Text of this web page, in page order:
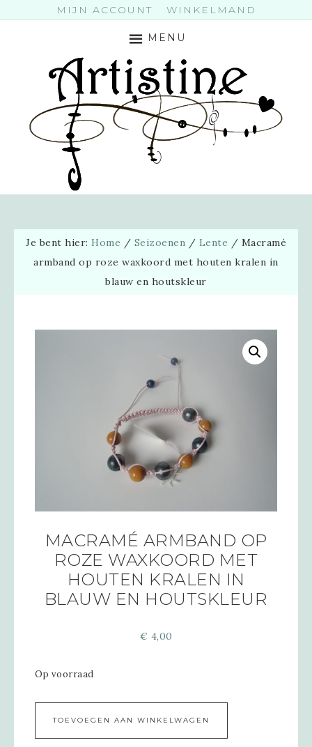
MIJN ACCOUNT WINKELMAND
MENU
Je bent hier: Home / Seizoenen / Lente / Macramé
armband op roze waxkoord met houten kralen in
blauw en houtskleur
MACRAMÉ ARMBAND OP
ROZE WAXKOORD MET
HOUTEN KRALEN IN
BLAUW EN HOUTSKLEUR
€ 4,00
Op voorraad
TOEVOEGEN AAN WINKELWAGEN